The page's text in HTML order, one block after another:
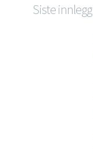
Siste innlegg